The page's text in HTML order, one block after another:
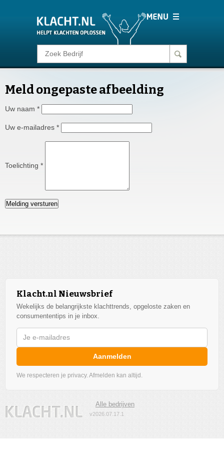
Klacht melden
Consumentenrecht
Barometer
Meld ongepaste afbeelding
Uw naam *
Uw e-mailadres *
Toelichting *
Melding versturen
Klacht.nl Nieuwsbrief
Wekelijks de belangrijkste klachttrends, opgeloste zaken en
consumententips in je inbox.
Aanmelden
We respecteren je privacy. Afmelden kan altijd.
Alle bedrijven
v2026.07.17.1